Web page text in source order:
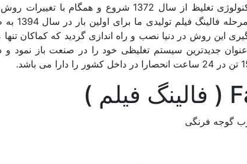
سابقه ی فعالیت فناور محور امیر ماشین در تکنولوژی تغلیظ از سال 1372 شروع و
این روش در دنیا نصب و راه اندازی گردید که کماکان تنها
جدیدترین سیستم تغلیظی خود را در صنعت باز نمود و